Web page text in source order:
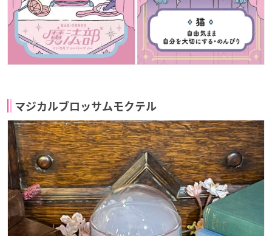
マジカルブロッサムモクテル